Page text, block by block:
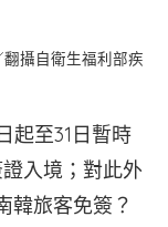
攝自衛生福利部疾
起至31日暫時
入境；對此外
韓旅客免簽？